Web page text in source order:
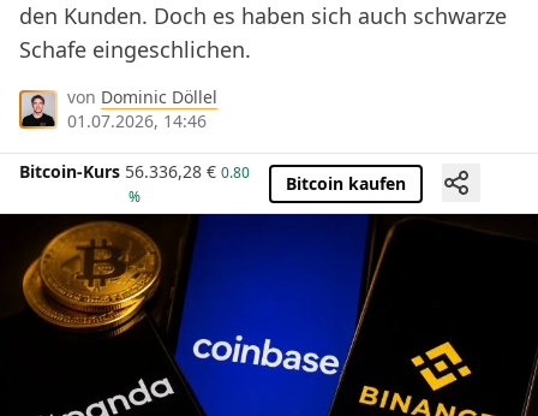
den Kunden. Doch es haben sich auch schwarze
Schafe eingeschlichen.
von Dominic Döllel
01.07.2026, 14:46
Bitcoin-Kurs 56.336,28 € 0.80
%
Bitcoin kaufen